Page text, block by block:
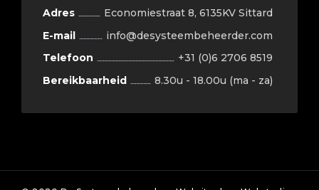
Adres
Economiestraat 8, 6135KV Sittard
E-mail
info@desysteembeheerder.com
Telefoon
+31 (0)6 2706 8519
Bereikbaarheid
8.30u - 18.00u (ma - za)